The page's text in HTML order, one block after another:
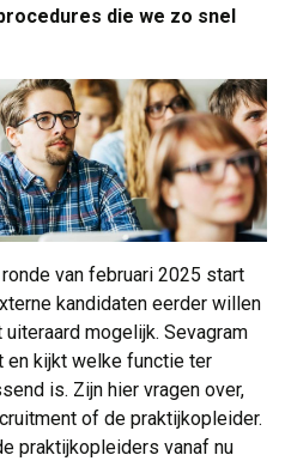
die we zo snel
van februari 2025 start
kandidaten eerder willen
mogelijk. Sevagram
en kijkt welke functie ter
is. Zijn hier vragen over,
of de praktijkopleider.
praktijkopleiders vanaf nu